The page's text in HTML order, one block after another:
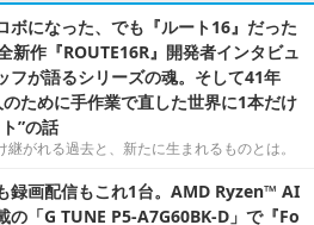
ボになった、でも『ルート16』だった
作『ROUTE16R』開発者インタビュ
フが語るシリーズの魂。そして41年
ために手作業で直した世界に1本だけ
”の話
がれる過去と、新たに生まれるものとは。
録画配信もこれ1台。AMD Ryzen™ AI
の「G TUNE P5-A7G60BK-D」で『Fo